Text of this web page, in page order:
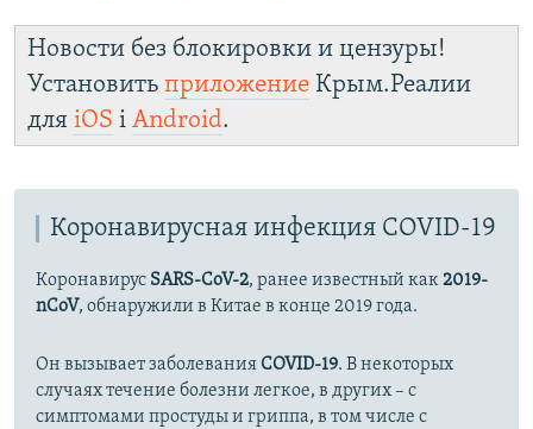
Новости без блокировки и цензуры!
Установить приложение Крым.Реалии
для iOS і Android.
Коронавирусная инфекция COVID-19
Коронавирус SARS-CoV-2, ранее известный как2019-
nCoV, обнаружили в Китае в конце 2019 года.
Он вызывает заболеванияCOVID-19. В некоторых
случаях течение болезни легкое, в других – с
симптомами простуды и гриппа, в том числе с